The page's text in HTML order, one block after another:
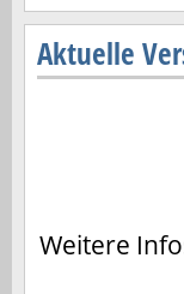
Aktuelle
Weitere